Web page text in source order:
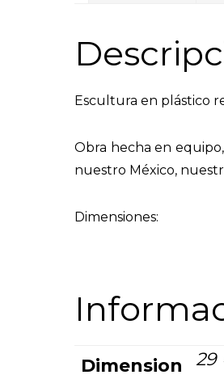
Escultura en plástico
Obra hecha en
nuestro México,
Dimensiones:
Dimension
29